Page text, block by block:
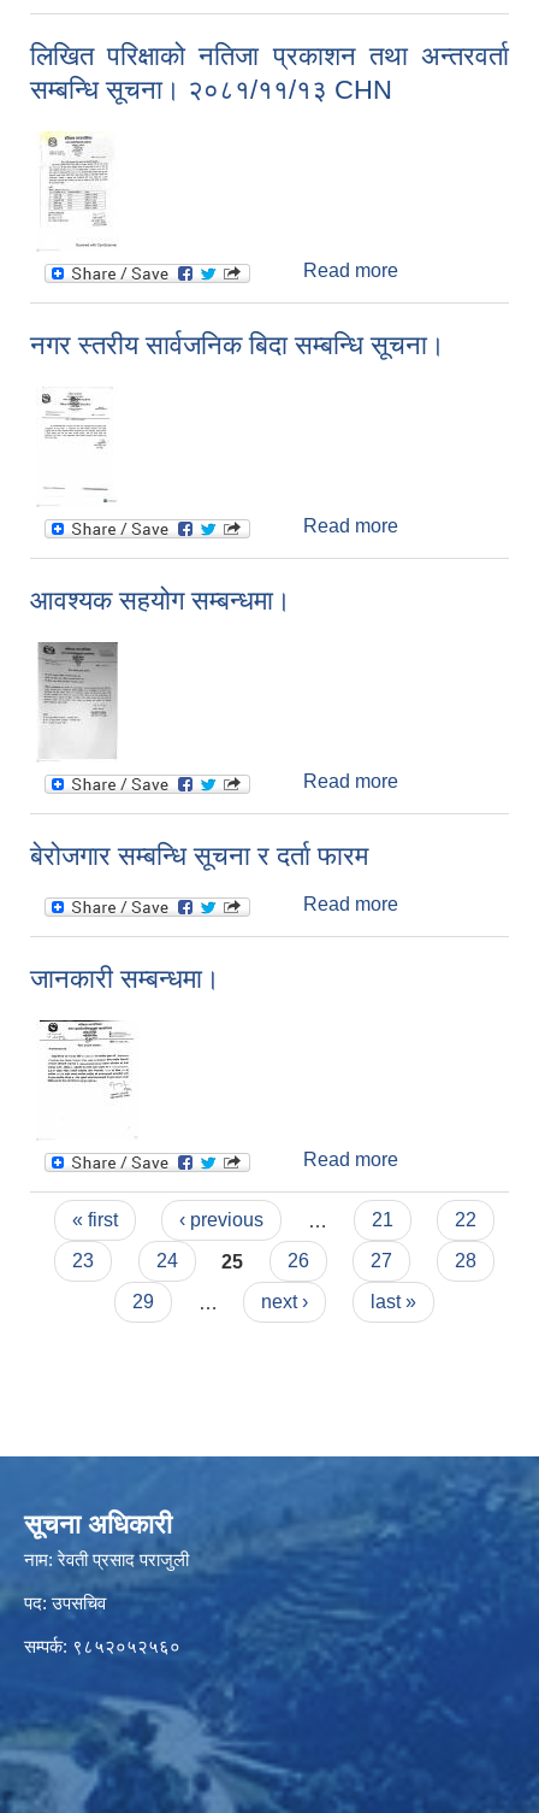
सम्बन्धि सुचना।
लिखित परिक्षाको नतिजा प्रकाशन तथा अन्तरवर्ता
सम्बन्धि सूचना। २०८१/११/१३ CHN
Read more
अन्तरवर्ता सम्बन्धि
नगर स्तरीय सार्वजनिक बिदा सम्बन्धि सूचना।
Read more
आवश्यक सहयोग सम्बन्धमा।
Read more
बेरोजगार सम्बन्धि सूचना र दर्ता फारम
Read more
जानकारी सम्बन्धमा।
Read more
Pages
« first ‹ previous 21
22
23
24 25 26 27
28
29
next › last »
सूचना अधिकारी
नाम: रेवती प्रसाद पराजुली
पद: उपसचिव
सम्पर्क: ९८५२०५२५६०